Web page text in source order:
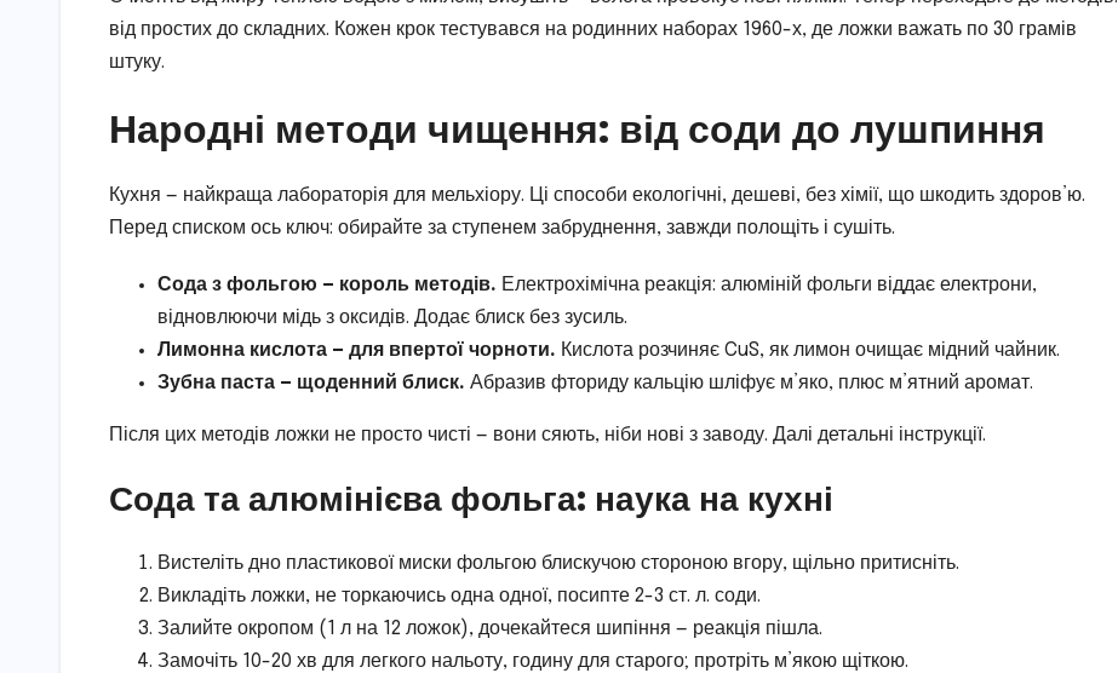
від простих до складних. Кожен крок тестувався на родинних наборах 1960-х, де ложки важать по 30 грамів
штуку.
Народні методи чищення: від соди до лушпиння
Кухня — найкраща лабораторія для мельхіору. Ці способи екологічні, дешеві, без хімії, що шкодить здоров’ю.
Перед списком ось ключ: обирайте за ступенем забруднення, завжди полощіть і сушіть.
Сода з фольгою — король методів. Електрохімічна реакція: алюміній фольги віддає електрони,
відновлюючи мідь з оксидів. Додає блиск без зусиль.
Лимонна кислота — для впертої чорноти. Кислота розчиняє CuS, як лимон очищає мідний чайник.
Зубна паста — щоденний блиск. Абразив фториду кальцію шліфує м’яко, плюс м’ятний аромат.
Після цих методів ложки не просто чисті — вони сяють, ніби нові з заводу. Далі детальні інструкції.
Сода та алюмінієва фольга: наука на кухні
Вистеліть дно пластикової миски фольгою блискучою стороною вгору, щільно притисніть.
Викладіть ложки, не торкаючись одна одної, посипте 2-3 ст. л. соди.
Залийте окропом (1 л на 12 ложок), дочекайтеся шипіння — реакція пішла.
Замочіть 10-20 хв для легкого нальоту, годину для старого; протріть м’якою щіткою.